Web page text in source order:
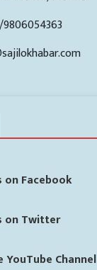
on Facebook
on Twitter
YouTube Channel